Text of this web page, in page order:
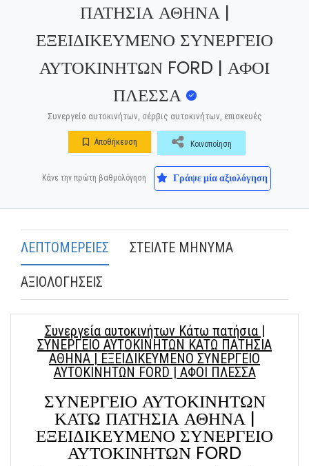
ΠΑΤΗΣΙΑ ΑΘΗΝΑ |
ΕΞΕΙΔΙΚΕΥΜΕΝΟ ΣΥΝΕΡΓΕΙΟ
ΑΥΤΟΚΙΝΗΤΩΝ FORD | ΑΦΟΙ
ΠΛΕΣΣΑ
Συνεργείο αυτοκινήτων, σέρβις αυτοκινήτων, επισκευές
Αποθήκευση Κοινοποίηση
Κάνε την πρώτη βαθμολόγηση Γράψε μία αξιολόγηση
ΛΕΠΤΟΜΕΡΕΙΕΣ ΣΤΕΙΛΤΕ ΜΗΝΥΜΑ
ΑΞΙΟΛΟΓΗΣΕΙΣ
Συνεργεία αυτοκινήτων Κάτω πατήσια |
ΣΥΝΕΡΓΕΙΟ ΑΥΤΟΚΙΝΗΤΩΝ ΚΑΤΩ ΠΑΤΗΣΙΑ
ΑΘΗΝΑ | ΕΞΕΙΔΙΚΕΥΜΕΝΟ ΣΥΝΕΡΓΕΙΟ
ΑΥΤΟΚΙΝΗΤΩΝ FORD | ΑΦΟΙ ΠΛΕΣΣΑ
ΣΥΝΕΡΓΕΙΟ ΑΥΤΟΚΙΝΗΤΩΝ
ΚΑΤΩ ΠΑΤΗΣΙΑ ΑΘΗΝΑ |
ΕΞΕΙΔΙΚΕΥΜΕΝΟ ΣΥΝΕΡΓΕΙΟ
ΑΥΤΟΚΙΝΗΤΩΝ FORD